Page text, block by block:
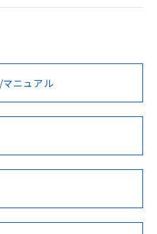
員登録
だく前に、以下を必ずお読
Cd Cr(VI)
BV型式承認
（フランス
KR型式
（韓国
No No
規格認証/適合状況ページへ
ページからご検索ください
ニュアル